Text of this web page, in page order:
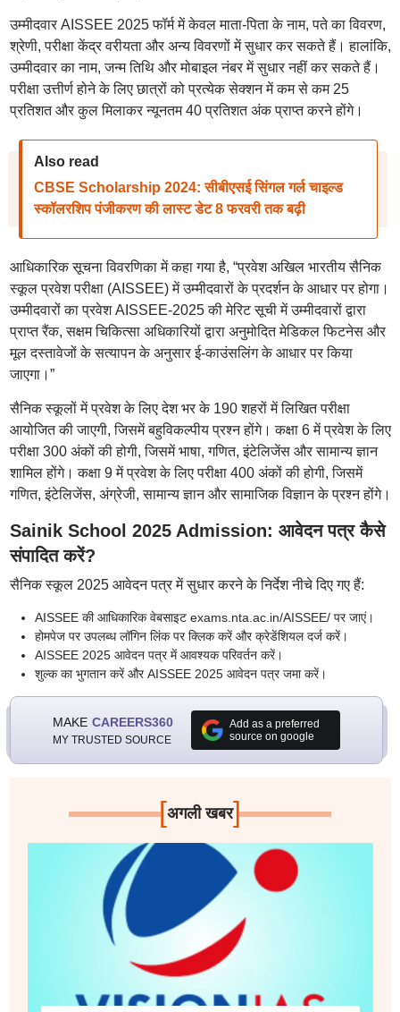
उम्मीदवार AISSEE 2025 फॉर्म में केवल माता-पिता के नाम, पते का विवरण,
श्रेणी, परीक्षा केंद्र वरीयता और अन्य विवरणों में सुधार कर सकते हैं। हालांकि,
उम्मीदवार का नाम, जन्म तिथि और मोबाइल नंबर में सुधार नहीं कर सकते हैं।
परीक्षा उत्तीर्ण होने के लिए छात्रों को प्रत्येक सेक्शन में कम से कम 25
प्रतिशत और कुल मिलाकर न्यूनतम 40 प्रतिशत अंक प्राप्त करने होंगे।
Also read
CBSE Scholarship 2024: सीबीएसई सिंगल गर्ल चाइल्ड
स्कॉलरशिप पंजीकरण की लास्ट डेट 8 फरवरी तक बढ़ी
आधिकारिक सूचना विवरणिका में कहा गया है, “प्रवेश अखिल भारतीय सैनिक
स्कूल प्रवेश परीक्षा (AISSEE) में उम्मीदवारों के प्रदर्शन के आधार पर होगा।
उम्मीदवारों का प्रवेश AISSEE-2025 की मेरिट सूची में उम्मीदवारों द्वारा
प्राप्त रैंक, सक्षम चिकित्सा अधिकारियों द्वारा अनुमोदित मेडिकल फिटनेस और
मूल दस्तावेजों के सत्यापन के अनुसार ई-काउंसलिंग के आधार पर किया
जाएगा।”
सैनिक स्कूलों में प्रवेश के लिए देश भर के 190 शहरों में लिखित परीक्षा
आयोजित की जाएगी, जिसमें बहुविकल्पीय प्रश्न होंगे। कक्षा 6 में प्रवेश के लिए
परीक्षा 300 अंकों की होगी, जिसमें भाषा, गणित, इंटेलिजेंस और सामान्य ज्ञान
शामिल होंगे। कक्षा 9 में प्रवेश के लिए परीक्षा 400 अंकों की होगी, जिसमें
गणित, इंटेलिजेंस, अंग्रेजी, सामान्य ज्ञान और सामाजिक विज्ञान के प्रश्न होंगे।
Sainik School 2025 Admission: आवेदन पत्र कैसे
संपादित करें?
सैनिक स्कूल 2025 आवेदन पत्र में सुधार करने के निर्देश नीचे दिए गए हैं:
AISSEE की आधिकारिक वेबसाइट exams.nta.ac.in/AISSEE/ पर जाएं।
होमपेज पर उपलब्ध लॉगिन लिंक पर क्लिक करें और क्रेडेंशियल दर्ज करें।
AISSEE 2025 आवेदन पत्र में आवश्यक परिवर्तन करें।
शुल्क का भुगतान करें और AISSEE 2025 आवेदन पत्र जमा करें।
MAKE CAREERS360
MY TRUSTED SOURCE
Add as a preferred
source on google
[अगली खबर]